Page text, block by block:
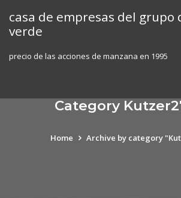
content
casa de empresas del grupo
verde
precio de las acciones de manzana en 1995
Category
Home Archive by category